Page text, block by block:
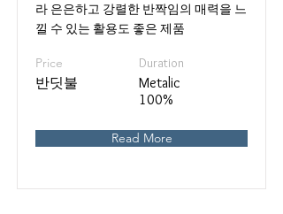
라 은은하고 강렬한 반짝임의 매력을 느
낄 수 있는 활용도 좋은 제품
Price
반딧불
Duration
Metalic
100%
Read More